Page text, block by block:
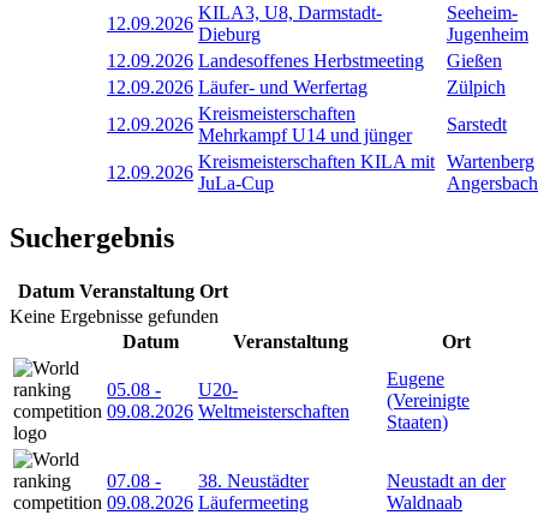
12.09.2026
KILA3, U8, Darmstadt-
Dieburg
Seeheim-
Jugenheim
12.09.2026 Landesoffenes Herbstmeeting
Gießen
12.09.2026 Läufer- und Werfertag
Zülpich
12.09.2026
Kreismeisterschaften
Mehrkampf U14 und jünger
Sarstedt
12.09.2026
Kreismeisterschaften KILA mit
JuLa-Cup
Wartenberg
Angersbach
Suchergebnis
Datum Veranstaltung Ort
Keine Ergebnisse gefunden
Datum
Veranstaltung Ort
05.08 -
09.08.2026
U20-
Weltmeisterschaften
Eugene
(Vereinigte
Staaten)
07.08 -
09.08.2026
38. Neustädter
Läufermeeting
Neustadt an der
Waldnaab